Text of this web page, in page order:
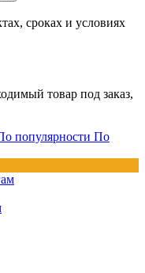
сроках и условиях
товар под заказ,
популярности По